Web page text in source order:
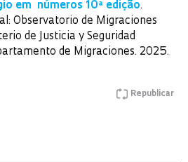
em números 10ª edição.
Observatorio de Migraciones
de Justicia y Seguridad
de Migraciones. 2025.
Republicar